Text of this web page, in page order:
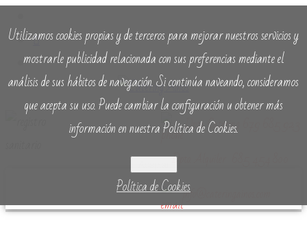
Utilizamos cookies propias y de terceros para mejorar nuestros servicios y
mostrarle publicidad relacionada con sus preferencias mediante el
análisis de sus hábitos de navegación. Si continúa naveando, consideramos
que acepta su uso. Puede cambiar la configuración u obtener más
información en nuestra Política de Cookies.
Política de Cookies
Dpto. Catering 679 685 923
Dpto. Alquiler 685 454 800
info@cateringainos.com